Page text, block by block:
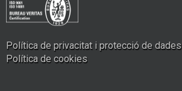
Política de privacitat i protecció de dades
Política de cookies